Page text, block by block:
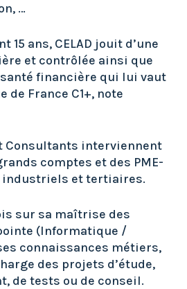
…
15 ans, CELAD jouit d’une
et contrôlée ainsi que
santé financière qui lui vaut
de France C1+, note
Consultants interviennent
comptes et des PME-
industriels et tertiaires.
sur sa maîtrise des
(Informatique /
connaissances métiers,
des projets d’étude,
de tests ou de conseil.